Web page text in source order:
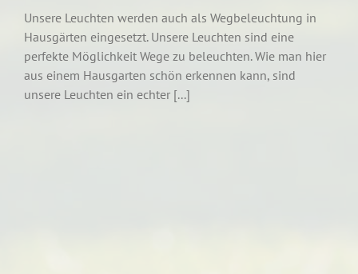
Unsere Leuchten werden auch als Wegbeleuchtung in
Hausgärten eingesetzt. Unsere Leuchten sind eine
perfekte Möglichkeit Wege zu beleuchten. Wie man hier
aus einem Hausgarten schön erkennen kann, sind
unsere Leuchten ein echter [...]